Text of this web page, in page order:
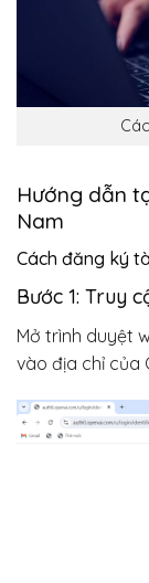
Hướng dẫn
Nam
Cách đăng ký
Bước 1: Truy
Mở trình duyệt
vào địa chỉ của